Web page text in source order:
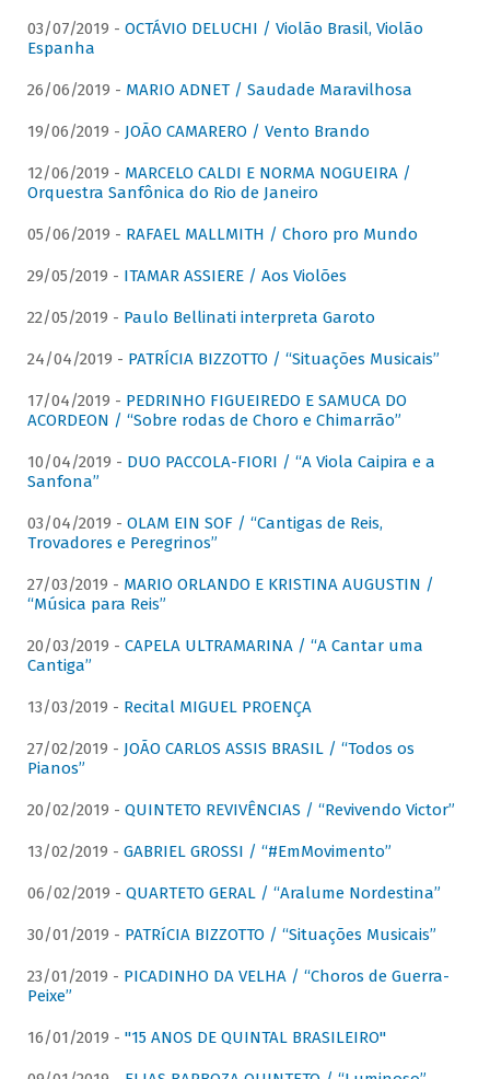
03/07/2019 - OCTÁVIO DELUCHI / Violão Brasil, Violão
Espanha
26/06/2019 - MARIO ADNET / Saudade Maravilhosa
19/06/2019 - JOÃO CAMARERO / Vento Brando
12/06/2019 - MARCELO CALDI E NORMA NOGUEIRA /
Orquestra Sanfônica do Rio de Janeiro
05/06/2019 - RAFAEL MALLMITH / Choro pro Mundo
29/05/2019 - ITAMAR ASSIERE / Aos Violões
22/05/2019 - Paulo Bellinati interpreta Garoto
24/04/2019 - PATRÍCIA BIZZOTTO / “Situações Musicais”
17/04/2019 - PEDRINHO FIGUEIREDO E SAMUCA DO
ACORDEON / “Sobre rodas de Choro e Chimarrão”
10/04/2019 - DUO PACCOLA-FIORI / “A Viola Caipira e a
Sanfona”
03/04/2019 - OLAM EIN SOF / “Cantigas de Reis,
Trovadores e Peregrinos”
27/03/2019 - MARIO ORLANDO E KRISTINA AUGUSTIN /
“Música para Reis”
20/03/2019 - CAPELA ULTRAMARINA / “A Cantar uma
Cantiga”
13/03/2019 - Recital MIGUEL PROENÇA
27/02/2019 - JOÃO CARLOS ASSIS BRASIL / “Todos os
Pianos”
20/02/2019 - QUINTETO REVIVÊNCIAS / “Revivendo Victor”
13/02/2019 - GABRIEL GROSSI / “#EmMovimento”
06/02/2019 - QUARTETO GERAL / “Aralume Nordestina”
30/01/2019 - PATRíCIA BIZZOTTO / “Situações Musicais”
23/01/2019 - PICADINHO DA VELHA / “Choros de Guerra-
Peixe”
16/01/2019 - "15 ANOS DE QUINTAL BRASILEIRO"